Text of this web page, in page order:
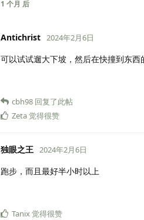
1 个月 后
Antichrist 2024年2月6日
可以试试遛大下坡，然后在快撞到东西
cbh98 回复了此帖
Zeta觉得很赞
独眼之王 2024年2月6日
跑步，而且最好半小时以上
Tanix觉得很赞